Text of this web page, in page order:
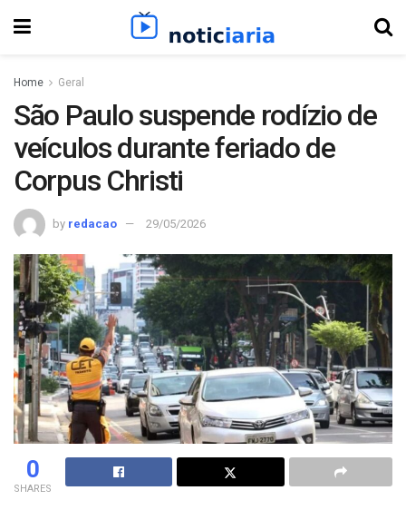
Home Geral
São Paulo suspende rodízio de
veículos durante feriado de
Corpus Christi
by redacao 29/05/2026
0
SHARES